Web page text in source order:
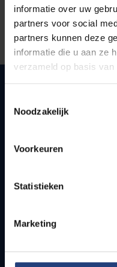
informatie over uw
partners voor social
partners kunnen deze
informatie die u aan ze
verzameld op basis
Noodzakelijk
Voorkeuren
Statistieken
Marketing
Quick links
How to get to